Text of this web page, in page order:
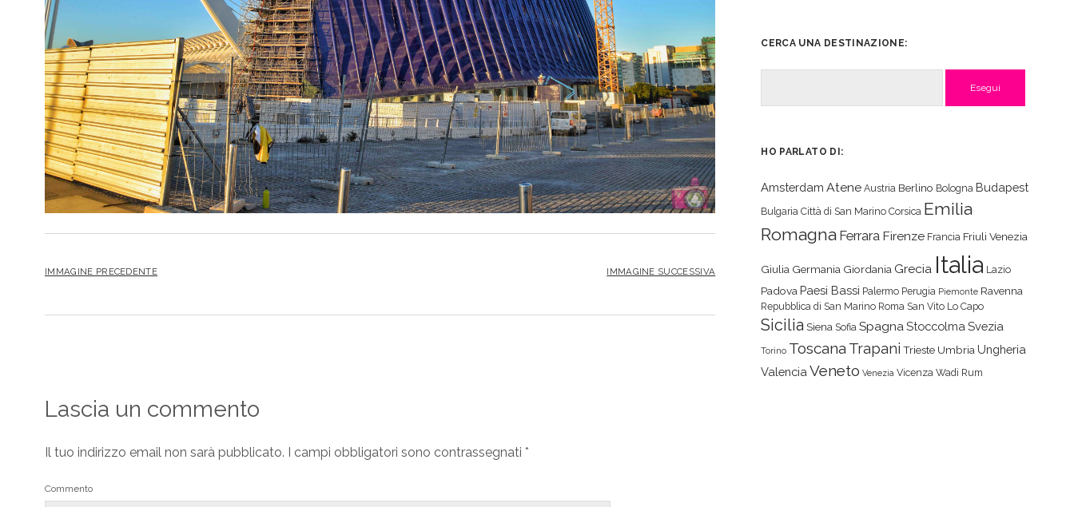
IMMAGINE PRECEDENTE IMMAGINE SUCCESSIVA
Lascia un commento
Il tuo indirizzo email non sarà pubblicato. I campi obbligatori sono contrassegnati *
Commento
CERCA UNA DESTINAZIONE:
HO PARLATO DI:
Amsterdam Atene Austria Berlino Bologna Budapest
Bulgaria Città di San Marino Corsica Emilia
Romagna Ferrara Firenze Francia Friuli Venezia
Giulia Germania Giordania Grecia Italia Lazio
Padova Paesi Bassi Palermo Perugia Piemonte Ravenna
Repubblica di San Marino Roma San Vito Lo Capo
Sicilia Siena Sofia SpagnaStoccolma Svezia
Torino Toscana Trapani Trieste Umbria Ungheria
Valencia Veneto Venezia Vicenza Wadi Rum